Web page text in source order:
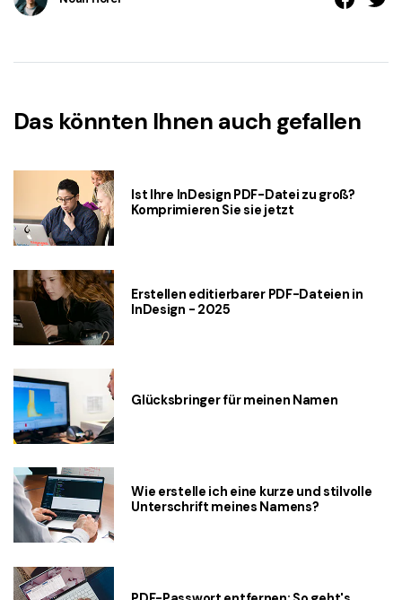
Das könnten Ihnen auch gefallen
Ist Ihre InDesign PDF-Datei zu groß?
Komprimieren Sie sie jetzt
Erstellen editierbarer PDF-Dateien in
InDesign - 2025
Glücksbringer für meinen Namen
Wie erstelle ich eine kurze und stilvolle
Unterschrift meines Namens?